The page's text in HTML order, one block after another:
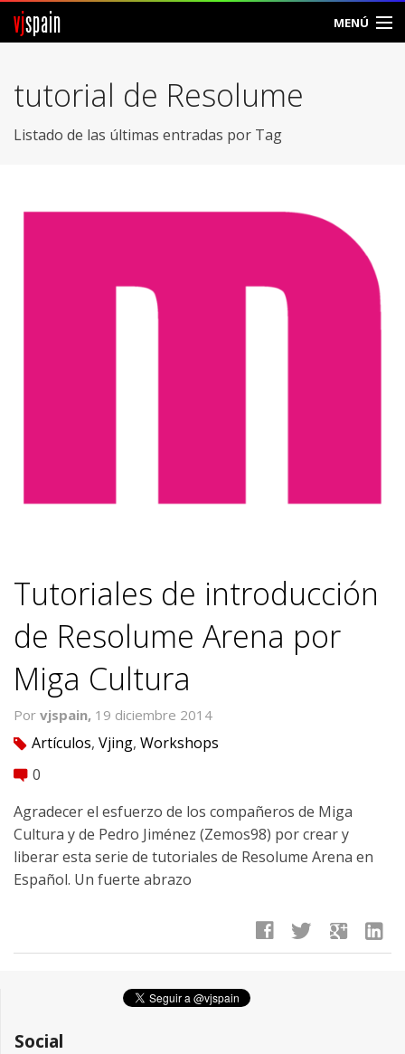
vjspain MENÚ
Foros
tutorial de Resolume
Listado de las últimas entradas por Tag
Tutoriales de introducción
de Resolume Arena por
Miga Cultura
Por vjspain, 19 diciembre 2014
tag Artículos, Vjing, Workshops
comment 0
Agradecer el esfuerzo de los compañeros de Miga
Cultura y de Pedro Jiménez (Zemos98) por crear y
liberar esta serie de tutoriales de Resolume Arena en
Español. Un fuerte abrazo
facebook twitter google linkedin
Social